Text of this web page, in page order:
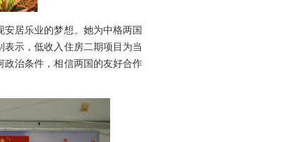
居乐业的梦想。她为中格两国
示，低收入住房二期项目为当
政治条件，相信两国的友好合作